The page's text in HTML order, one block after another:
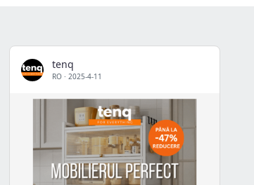
tenq
RO · 2025-4-11